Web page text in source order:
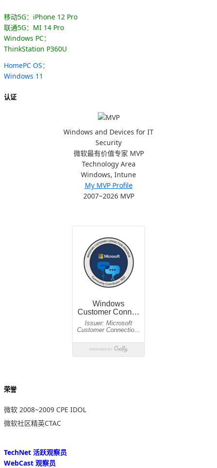
移动5G：iPhone 12 Pro
联通5G：MI 14 Pro
Windows PC：
ThinkStation P360U
HomePC OS：
Windows 11
认证
Windows and Devices for IT
Security
微软最有价值专家 MVP
Technology Area
Windows, Intune
My MVP Profile
2007~2026 MVP
荣誉
微软 2008~2009 CPE IDOL
微软社区精英CTAC
TechNet 活跃观察员
WebCast 观察员